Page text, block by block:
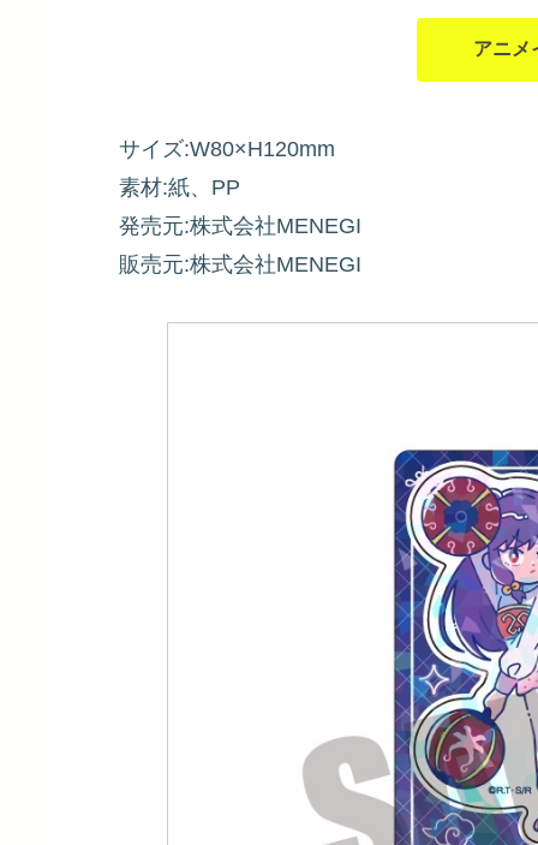
アニメ
サイズ:W80×H120mm
素材:紙、PP
発売元:株式会社MENEGI
販売元:株式会社MENEGI